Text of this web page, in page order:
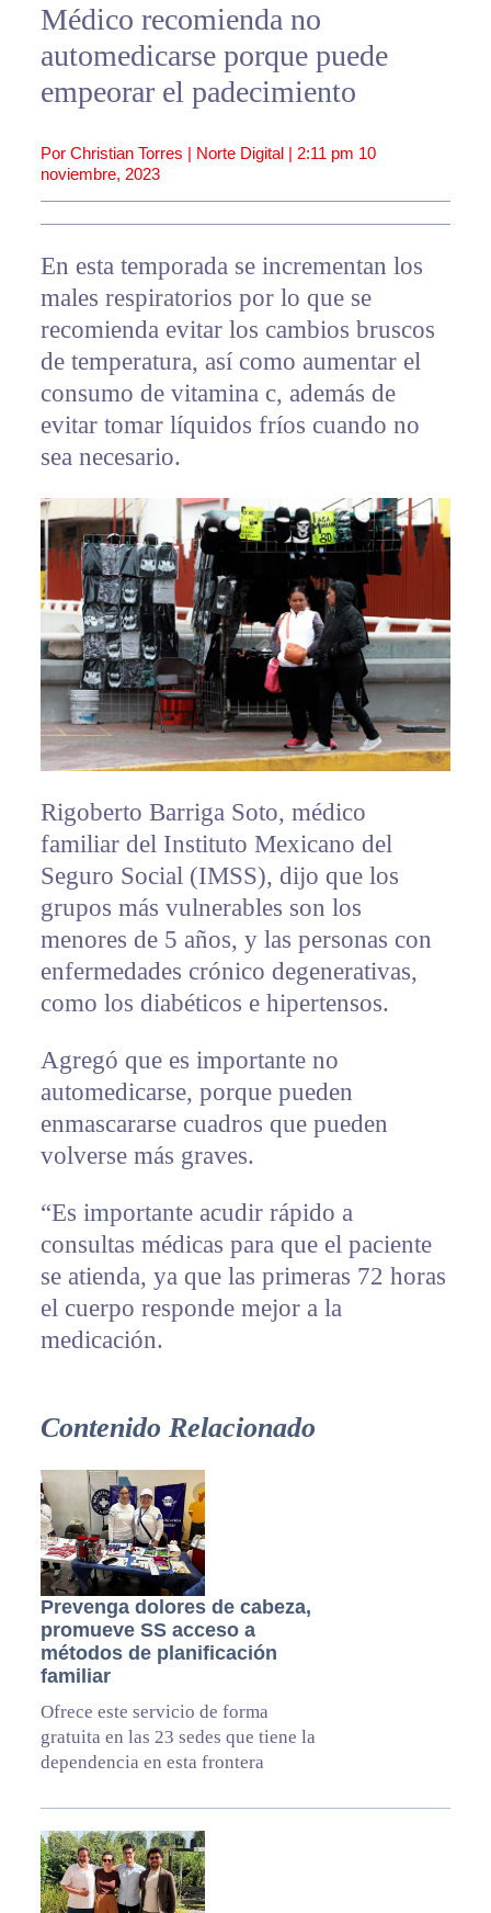
Médico recomienda no
automedicarse porque puede
empeorar el padecimiento
Por Christian Torres | Norte Digital | 2:11 pm 10
noviembre, 2023
En esta temporada se incrementan los
males respiratorios por lo que se
recomienda evitar los cambios bruscos
de temperatura, así como aumentar el
consumo de vitamina c, además de
evitar tomar líquidos fríos cuando no
sea necesario.
Rigoberto Barriga Soto, médico
familiar del Instituto Mexicano del
Seguro Social (IMSS), dijo que los
grupos más vulnerables son los
menores de 5 años, y las personas con
enfermedades crónico degenerativas,
como los diabéticos e hipertensos.
Agregó que es importante no
automedicarse, porque pueden
enmascararse cuadros que pueden
volverse más graves.
“Es importante acudir rápido a
consultas médicas para que el paciente
se atienda, ya que las primeras 72 horas
el cuerpo responde mejor a la
medicación.
Contenido Relacionado
Prevenga dolores de cabeza,
promueve SS acceso a
métodos de planificación
familiar
Ofrece este servicio de forma
gratuita en las 23 sedes que tiene la
dependencia en esta frontera